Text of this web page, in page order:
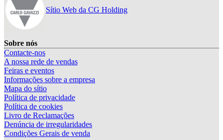
Sítio Web da CG Holding
Sobre nós
Contacte-nos
A nossa rede de vendas
Feiras e eventos
Informações sobre a empresa
Mapa do sítio
Política de privacidade
Política de cookies
Livro de Reclamações
Denúncia de irregularidades
Condições Gerais de venda